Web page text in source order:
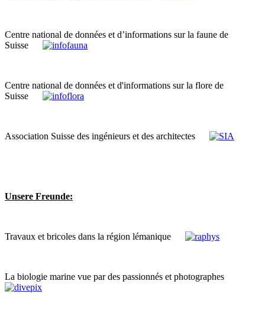
Centre national de données et d’informations sur la faune de
Suisse
Centre national de données et d'informations sur la flore de
Suisse
Association Suisse des ingénieurs et des architectes
Unsere Freunde:
Travaux et bricoles dans la région lémanique
La biologie marine vue par des passionnés et photographes